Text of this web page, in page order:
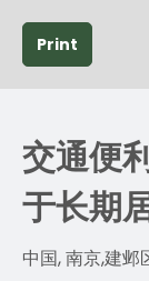
Print
交通便
于长期
中国, 南京,建